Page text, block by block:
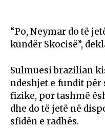
“Po, Neymar do të
kundër Skocisë”,
Sulmuesi brazilian
ndeshjet e fundit
fizike, por tashmë
dhe do të jetë në
sfidën e radhës.